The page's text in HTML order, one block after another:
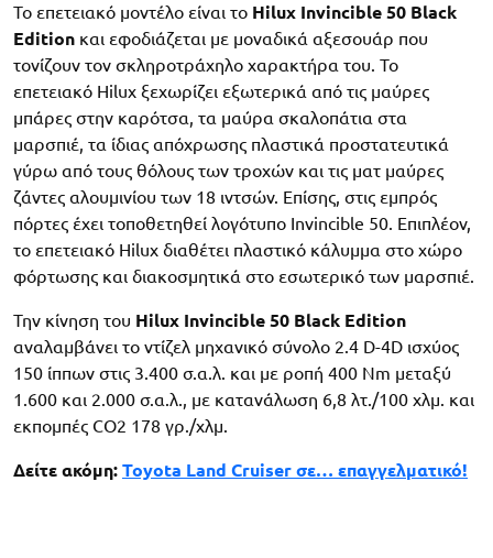
Το επετειακό μοντέλο είναι το Hilux Invincible 50 Black
Edition και εφοδιάζεται με μοναδικά αξεσουάρ που
τονίζουν τον σκληροτράχηλο χαρακτήρα του. Το
επετειακό Hilux ξεχωρίζει εξωτερικά από τις μαύρες
μπάρες στην καρότσα, τα μαύρα σκαλοπάτια στα
μαρσπιέ, τα ίδιας απόχρωσης πλαστικά προστατευτικά
γύρω από τους θόλους των τροχών και τις ματ μαύρες
ζάντες αλουμινίου των 18 ιντσών. Επίσης, στις εμπρός
πόρτες έχει τοποθετηθεί λογότυπο Invincible 50. Επιπλέον,
το επετειακό Hilux διαθέτει πλαστικό κάλυμμα στο χώρο
φόρτωσης και διακοσμητικά στο εσωτερικό των μαρσπιέ.
Την κίνηση του Hilux Invincible 50 Black Edition
αναλαμβάνει το ντίζελ μηχανικό σύνολο 2.4 D-4D ισχύος
150 ίππων στις 3.400 σ.α.λ. και με ροπή 400 Nm μεταξύ
1.600 και 2.000 σ.α.λ., με κατανάλωση 6,8 λτ./100 χλμ. και
εκπομπές CO2 178 γρ./χλμ.
Δείτε ακόμη: Toyota Land Cruiser σε… επαγγελματικό!